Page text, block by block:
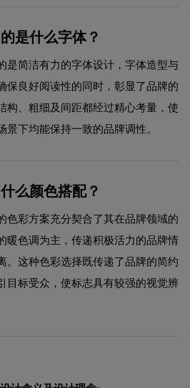
是什么字体？
是简洁有力的字体设计，字体造型与
保良好阅读性的同时，彰显了品牌的
构、粗细及间距都经过精心考量，使
景下均能保持一致的品牌调性。
么颜色搭配？
色彩方案充分契合了其在品牌领域的
暖色调为主，传递积极活力的品牌情
。这种色彩选择既传递了品牌的简约
目标受众，使标志具有较强的视觉辨